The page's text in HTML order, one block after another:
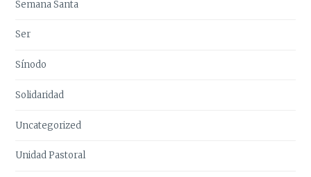
Semana Santa
Ser
Sínodo
Solidaridad
Uncategorized
Unidad Pastoral